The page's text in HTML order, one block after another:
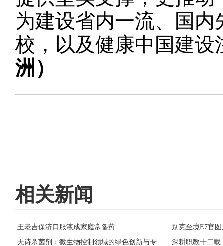
为建设省内一流、国
校，以及健康中国建设
洲）
相关新闻
·王老吉保济口服液成家庭常备药 ·别克至境E7官
·天诗杀菌剂：微生物控制领域的绿色创新与专 ·深耕职教十二载